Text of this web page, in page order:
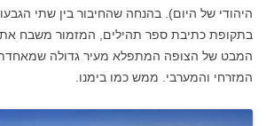
היהודי של היום). בהנחה שהחיבור בין שתי
בתקופת כתיבת ספר תהילים, המזמור משבח את
המבט של הצופה המתפלא מעיר גדולה
המזרחי והמערבי. ממש כמו בימנו.